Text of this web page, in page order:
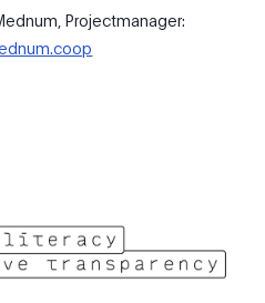
Projectmanager: